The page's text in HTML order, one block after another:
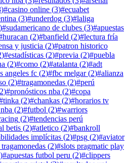
)#casino online (3)#ecuabet
(3)#underdog (3)#laliga
)#sudamericano de clubes (3)#apuestas
huracan (2)#banfield (2)#lectura fría
y justicia (2)#patron historico
)#estadísticas (2)#previa (2)#puebla
(2)#como (2)#atalanta (2)#adt
angeles fc (2)#fbc melgar(2)#alianza
(2)#tragamonedas (2)#perú
2)#pronósticos nba (2)#copa
tinka (2)#chankas (2)#horarios tv
(2)#futbol (2)#warriors
(2)#tendencias perú
betis (2)#atletico (2)#bankroll
implícitas (2)#psg (2)#aviator
tragamonedas (2)#slots pragmatic play
)#apuestas futbol peru (2)#clippers